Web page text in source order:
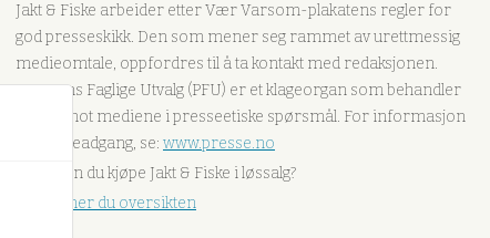
Jakt & Fiske arbeider etter Vær Varsom-plakatens regler for
god presseskikk. Den som mener seg rammet av urettmessig
medieomtale, oppfordres til å ta kontakt med redaksjonen.
Pressens Faglige Utvalg (PFU) er et klageorgan som behandler
klager mot mediene i presseetiske spørsmål. For informasjon
om klageadgang, se: www.presse.no
Hvor kan du kjøpe Jakt & Fiske i løssalg?
Her finner du oversikten